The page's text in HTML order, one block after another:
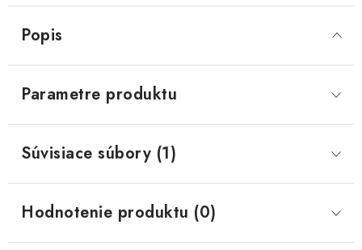
Popis
Parametre produktu
Súvisiace súbory (1)
Hodnotenie produktu (0)